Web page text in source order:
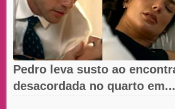
Pedro leva susto ao
desacordada no quarto em...